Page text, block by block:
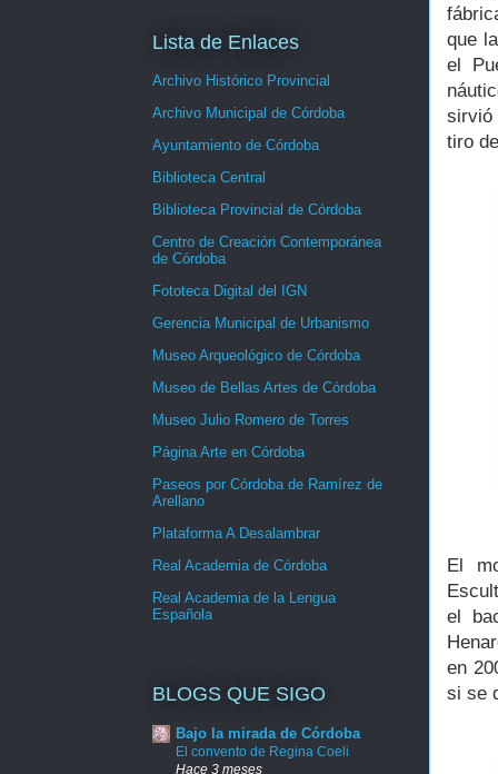
que
el
sirvió
tiro
El
el
en
si se
Lista de Enlaces
Archivo Histórico Provincial
Archivo Municipal de Córdoba
Ayuntamiento de Córdoba
Biblioteca Central
Biblioteca Provincial de Córdoba
Centro de Creación Contemporánea
de Córdoba
Fototeca Digital del IGN
Gerencia Municipal de Urbanismo
Museo Arqueológico de Córdoba
Museo de Bellas Artes de Córdoba
Museo Julio Romero de Torres
Página Arte en Córdoba
Paseos por Córdoba de Ramírez de
Arellano
Plataforma A Desalambrar
Real Academia de Córdoba
Real Academia de la Lengua
Española
BLOGS QUE SIGO
Bajo la mirada de Córdoba
El convento de Regina Coeli
Hace 3 meses